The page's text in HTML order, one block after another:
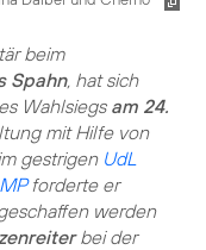
beim
Spahn, hat sich
Wahlsiegs am 24.
mit Hilfe von
gestrigen UdL
forderte er
werden
bei der